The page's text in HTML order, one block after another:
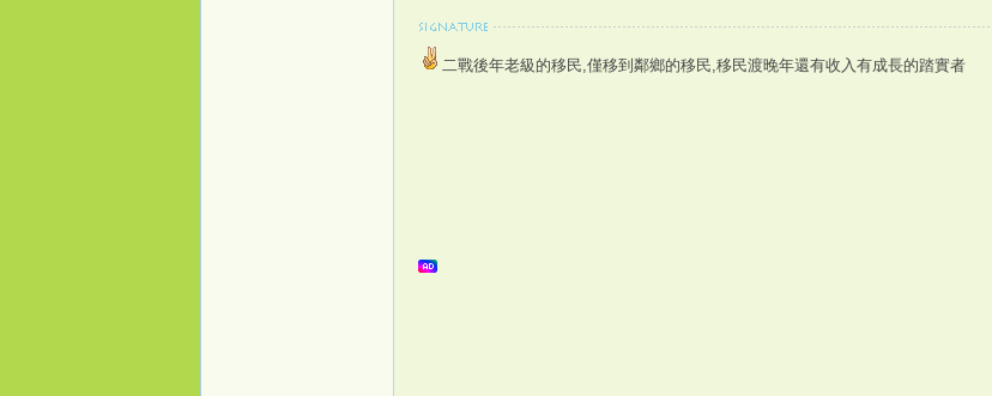
二戰後年老級的移民,僅移到鄰鄉的移民,移民渡晚年還有收入有成長的踏實者